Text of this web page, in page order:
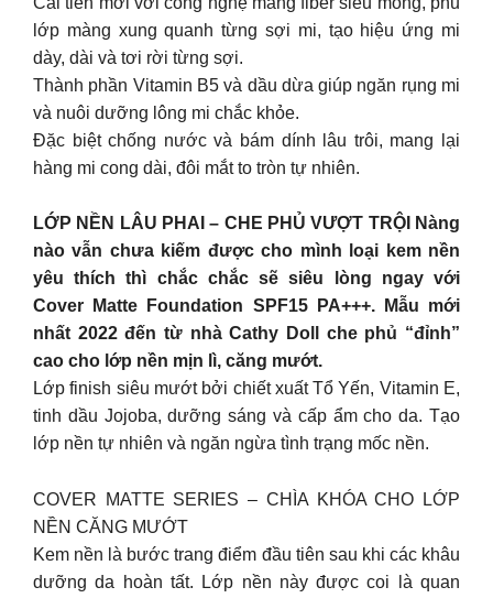
lớp màng xung quanh từng sợi mi, tạo hiệu ứng mi
dày, dài và tơi rời từng sợi.
Thành phần Vitamin B5 và dầu dừa giúp ngăn rụng mi
và nuôi dưỡng lông mi chắc khỏe.
Đặc biệt chống nước và bám dính lâu trôi, mang lại
hàng mi cong dài, đôi mắt to tròn tự nhiên.
LỚP NỀN LÂU PHAI – CHE PHỦ VƯỢT TRỘI Nàng
nào vẫn chưa kiếm được cho mình loại kem nền
yêu thích thì chắc chắc sẽ siêu lòng ngay với
Cover Matte Foundation SPF15 PA+++. Mẫu mới
nhất 2022 đến từ nhà Cathy Doll che phủ “đỉnh”
cao cho lớp nền mịn lì, căng mướt.
Lớp finish siêu mướt bởi chiết xuất Tổ Yến, Vitamin E,
tinh dầu Jojoba, dưỡng sáng và cấp ẩm cho da. Tạo
lớp nền tự nhiên và ngăn ngừa tình trạng mốc nền.
COVER MATTE SERIES – CHÌA KHÓA CHO LỚP
NỀN CĂNG MƯỚT
Kem nền là bước trang điểm đầu tiên sau khi các khâu
dưỡng da hoàn tất. Lớp nền này được coi là quan